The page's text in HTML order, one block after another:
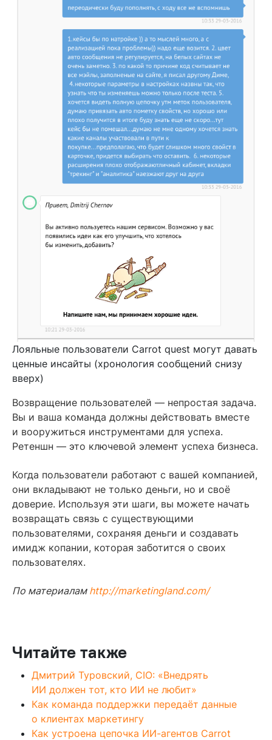
Лояльные пользователи Carrot quest могут давать
ценные инсайты (хронология сообщений снизу
вверх)
Возвращение пользователей — непростая задача.
Вы и ваша команда должны действовать вместе
и вооружиться инструментами для успеха.
Ретеншн — это ключевой элемент успеха бизнеса.
Когда пользователи работают с вашей компанией,
они вкладывают не только деньги, но и своё
доверие. Используя эти шаги, вы можете начать
возвращать связь с существующими
пользователями, сохраняя деньги и создавать
имидж копании, которая заботится о своих
пользователях.
По материалам http://marketingland.com/
Читайте также
Дмитрий Туровский, CIO: «Внедрять
ИИ должен тот, кто ИИ не любит»
Как команда поддержки передаёт данные
о клиентах маркетингу
Как устроена цепочка ИИ-агентов Carrot